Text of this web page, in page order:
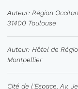
Auteur: Région
31400 Toulouse
Auteur: Hôtel de
Montpellier
Cité de l'Espace, Av.